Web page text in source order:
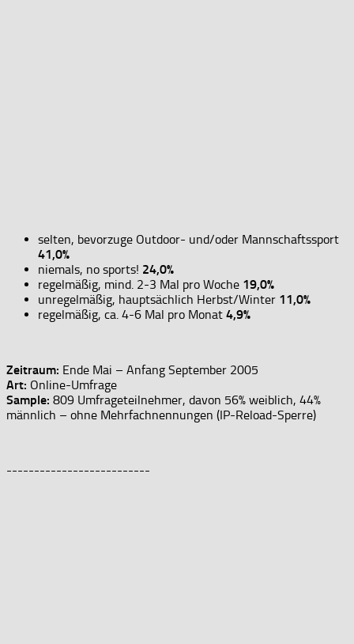
selten, bevorzuge Outdoor- und/oder Mannschaftssport
41,0%
niemals, no sports! 24,0%
regelmäßig, mind. 2-3 Mal pro Woche 19,0%
unregelmäßig, hauptsächlich Herbst/Winter 11,0%
regelmäßig, ca. 4-6 Mal pro Monat 4,9%
Zeitraum: Ende Mai – Anfang September 2005
Art: Online-Umfrage
Sample: 809 Umfrageteilnehmer, davon 56% weiblich, 44%
männlich – ohne Mehrfachnennungen (IP-Reload-Sperre)
--------------------------